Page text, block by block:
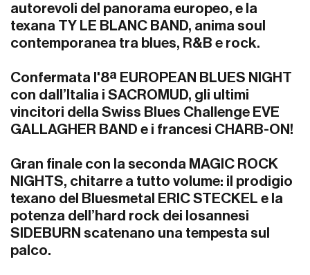
autorevoli del panorama europeo, e la
texana TY LE BLANC BAND, anima soul
contemporanea tra blues, R&B e rock.
Confermata l'8ª EUROPEAN BLUES NIGHT
con dall’Italia i SACROMUD, gli ultimi
vincitori della Swiss Blues Challenge EVE
GALLAGHER BAND e i francesi CHARB-ON!
Gran finale con la seconda MAGIC ROCK
NIGHTS, chitarre a tutto volume: il prodigio
texano del Bluesmetal ERIC STECKEL e la
potenza dell’hard rock dei losannesi
SIDEBURN scatenano una tempesta sul
palco.